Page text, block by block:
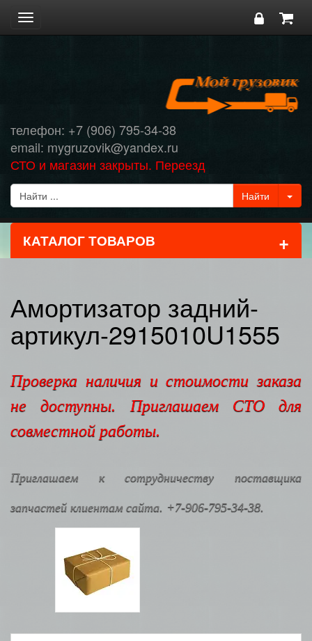
Toggle
navigation
телефон: +7 (906) 795-34-38
email: mygruzovik@yandex.ru
СТО и магазин закрыты. Переезд
КАТАЛОГ ТОВАРОВ +
Амортизатор задний-
артикул-2915010U1555
Проверка наличия и стоимости заказа
не доступны. Приглашаем СТО для
совместной работы.
Приглашаем к сотрудничеству поставщика
запчастей клиентам сайта. +7-906-795-34-38.